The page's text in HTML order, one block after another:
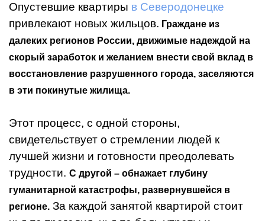
Опустевшие квартиры в Северодонецке
привлекают новых жильцов. Граждане из
далеких регионов России, движимые надеждой на
скорый заработок и желанием внести свой вклад в
восстановление разрушенного города, заселяются
в эти покинутые жилища.
Этот процесс, с одной стороны,
свидетельствует о стремлении людей к
лучшей жизни и готовности преодолевать
трудности. С другой – обнажает глубину
гуманитарной катастрофы, развернувшейся в
регионе. За каждой занятой квартирой стоит